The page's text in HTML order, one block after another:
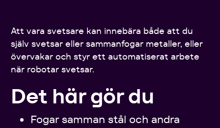
Att vara svetsare kan innebära både att du
själv svetsar eller sammanfogar metaller, eller
övervakar och styr ett automatiserat arbete
när robotar svetsar.
Det här gör du
Fogar samman stål och andra